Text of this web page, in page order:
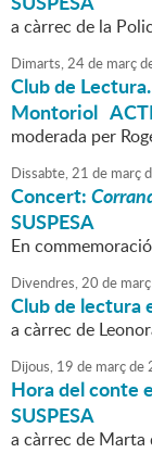
a càrrec de la
Dimarts,24de març
Club de
Montoriol
moderada per
Dissabte,21 de març
Concert:
SUSPESA
En
Divendres,20 de març
Club de lectura
a càrrec de
Dijous, 19 de marçde
Hora del conte
SUSPESA
a càrrec de Marta